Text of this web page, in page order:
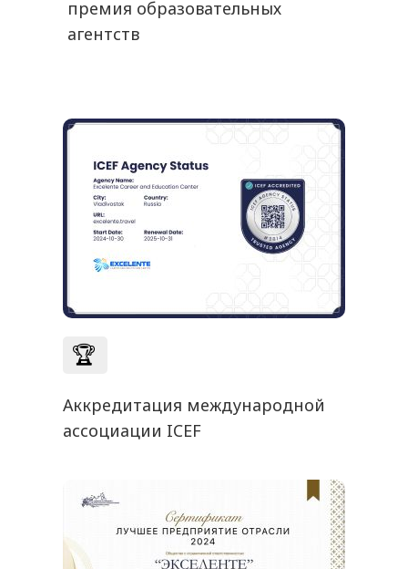
премия образовательных
агентств
🏆
Аккредитация международной
ассоциации ICEF